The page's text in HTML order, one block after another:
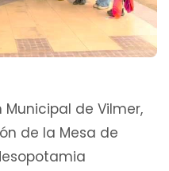
Municipal de Vilmer,
de la Mesa de